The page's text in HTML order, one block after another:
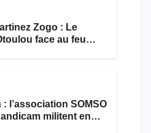
Zogo : Le
face au feu
: l’association SOMSO
militent en